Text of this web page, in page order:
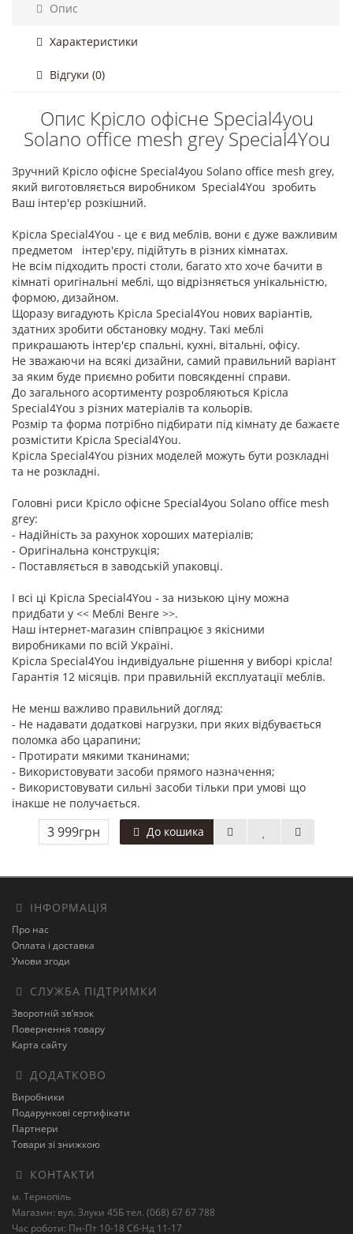
Опис
Характеристики
Відгуки (0)
Опис Крісло офісне Special4you
Solano office mesh grey Special4You
Зручний Крісло офісне Special4you Solano office mesh grey,
який виготовляється виробником Special4You зробить
Ваш інтер'єр розкішний.
Крісла Special4You - це є вид меблів, вони є дуже важливим
предметом інтер'єру, підійтуть в різних кімнатах.
Не всім підходить прості столи, багато хто хоче бачити в
кімнаті оригінальні меблі, що відрізняється унікальністю,
формою, дизайном.
Щоразу вигадують Крісла Special4You нових варіантів,
здатних зробити обстановку модну. Такі меблі
прикрашають інтер'єр спальні, кухні, вітальні, офісу.
Не зважаючи на всякі дизайни, самий правильний варіант
за яким буде приємно робити повсякденні справи.
До загального асортименту розробляються Крісла
Special4You з різних матеріалів та кольорів.
Розмір та форма потрібно підбирати під кімнату де бажаєте
розмістити Крісла Special4You.
Крісла Special4You різних моделей можуть бути розкладні
та не розкладні.
Головні риси Крісло офісне Special4you Solano office mesh
grey:
- Надійність за рахунок хороших матеріалів;
- Оригінальна конструкція;
- Поставляється в заводській упаковці.
І всі ці Крісла Special4You - за низькою ціну можна
придбати у << Меблі Венге >>.
Наш інтернет-магазин співпрацює з якісними
виробниками по всій Україні.
Крісла Special4You індивідуальне рішення у виборі крісла!
Гарантія 12 місяців. при правильній експлуатації меблів.
Не менш важливо правильний догляд:
- Не надавати додаткові нагрузки, при яких відбувається
поломка або царапини;
- Протирати мякими тканинами;
- Використовувати засоби прямого назначення;
- Використовувати сильні засоби тільки при умові що
інакше не получається.
3 999грн До кошика
ІНФОРМАЦІЯ
Про нас
Оплата і доставка
Умови згоди
СЛУЖБА ПІДТРИМКИ
Зворотній зв’язок
Повернення товару
Карта сайту
ДОДАТКОВО
Виробники
Подарункові сертифікати
Партнери
Товари зі знижкою
КОНТАКТИ
м. Тернопіль
Магазин: вул. Злуки 45Б тел. (068) 67 67 788
Час роботи: Пн-Пт 10-18 Сб-Нд 11-17